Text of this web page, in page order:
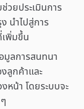
วยประเมินการ
นำไปสู่การ
พิ่มขึ้น
มูลการสนทนา
ลูกค้าและ
หน้า โดยระบบจะ